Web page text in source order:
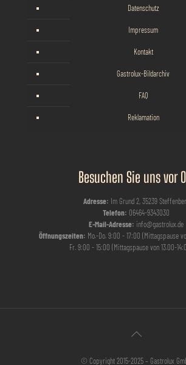
Datenschutz
Impressum
Kontakt
Gastrolux-Bildarchiv
FAQ
Reklamation
Besuchen Sie uns vor
Adresse: Im Grund 2, 35239
Telefon: 06464-9343030
E-Mail-Adresse: info@gastrolux.de
Öffnungszeiten: Mo.-Do. 9:00 - 17:00 (Mittagspause
Fr. 9:00 - 15:00 (Mittagspause von 13.00-
© Copyright 2015-2025 – Gastrolux